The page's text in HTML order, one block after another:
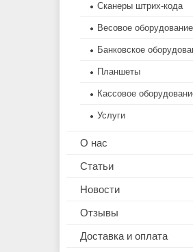
Сканеры штрих-кода
Весовое оборудование
Банковское
Планшеты
Кассовое
Услуги
О нас
Статьи
Новости
Отзывы
Доставка и оплата